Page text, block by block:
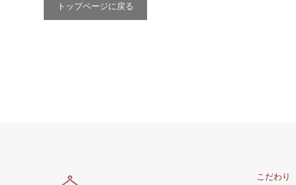
トップページに戻る
こだわり